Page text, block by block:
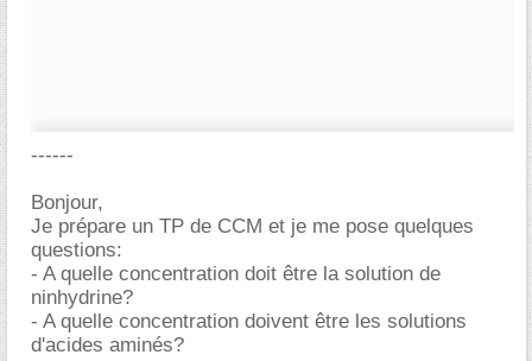
------
Bonjour,
Je prépare un TP de CCM et je me pose quelques
questions:
- A quelle concentration doit être la solution de
ninhydrine?
- A quelle concentration doivent être les solutions
d'acides aminés?